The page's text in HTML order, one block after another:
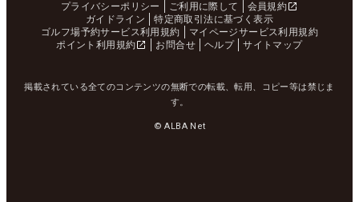
プライバシーポリシー
ご利用に際して
会員規約
ガイドライン
特定商取引法に基づく表示
ゴルフ場予約サービス利用規約
マイページサービス利用規約
ポイント利用規約
お問合せ ヘルプ サイトマップ
掲載されている全てのコンテンツの無断での転載、転用、コピー等は禁じま
す。
© ALBA Net